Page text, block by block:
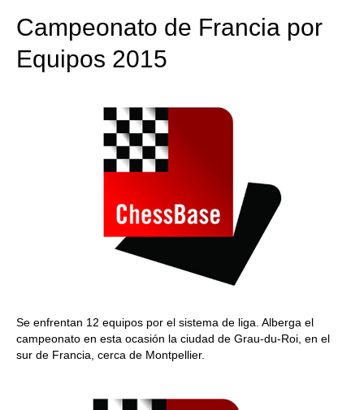
Campeonato de Francia por
Equipos 2015
Se enfrentan 12 equipos por el sistema de liga. Alberga el
campeonato en esta ocasión la ciudad de Grau-du-Roi, en el
sur de Francia, cerca de Montpellier.